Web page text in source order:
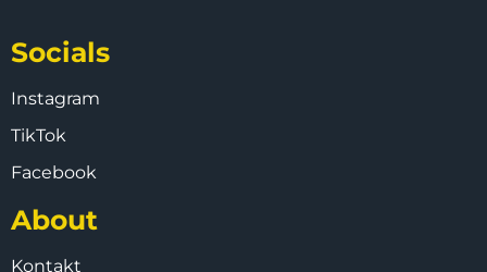
Socials
Instagram
TikTok
Facebook
About
Kontakt